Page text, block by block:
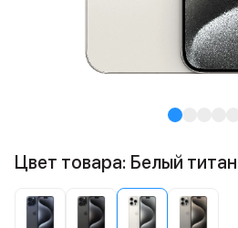
Цвет товара: Белый титан